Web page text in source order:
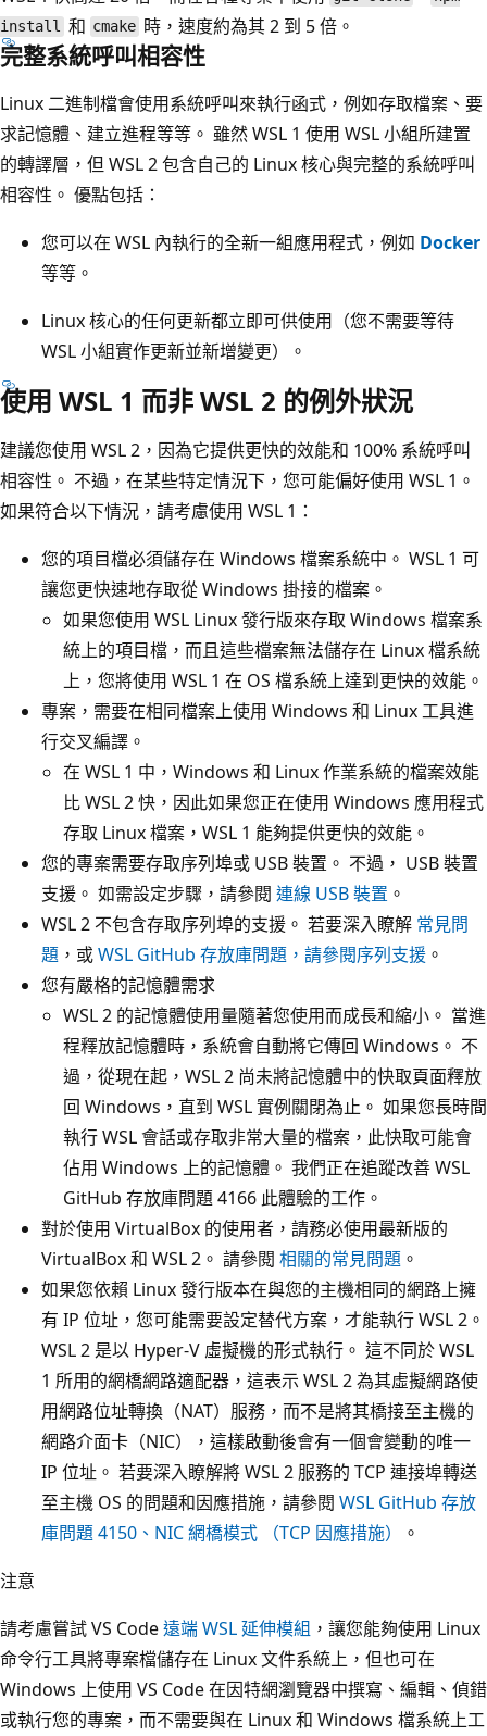
install 和 cmake 時，速度約為其 2 到 5 倍。
完整系統呼叫相容性
Linux 二進制檔會使用系統呼叫來執行函式，例如存取檔案、要
求記憶體、建立進程等等。 雖然 WSL 1 使用 WSL 小組所建置
的轉譯層，但 WSL 2 包含自己的 Linux 核心與完整的系統呼叫
相容性。 優點包括：
您可以在 WSL 內執行的全新一組應用程式，例如 Docker
等等。
Linux 核心的任何更新都立即可供使用（您不需要等待
WSL 小組實作更新並新增變更）。
使用 WSL 1 而非 WSL 2 的例外狀況
建議您使用 WSL 2，因為它提供更快的效能和 100% 系統呼叫
相容性。 不過，在某些特定情況下，您可能偏好使用 WSL 1。
如果符合以下情況，請考慮使用 WSL 1：
您的項目檔必須儲存在 Windows 檔案系統中。 WSL 1 可
讓您更快速地存取從 Windows 掛接的檔案。
如果您使用 WSL Linux 發行版來存取 Windows 檔案系
統上的項目檔，而且這些檔案無法儲存在 Linux 檔系統
上，您將使用 WSL 1 在 OS 檔系統上達到更快的效能。
專案，需要在相同檔案上使用 Windows 和 Linux 工具進
行交叉編譯。
在 WSL 1 中，Windows 和 Linux 作業系統的檔案效能
比 WSL 2 快，因此如果您正在使用 Windows 應用程式
存取 Linux 檔案，WSL 1 能夠提供更快的效能。
您的專案需要存取序列埠或 USB 裝置。 不過， USB 裝置
支援。 如需設定步驟，請參閱 連線 USB 裝置 。
WSL 2 不包含存取序列埠的支援。 若要深入瞭解 常見問
題 ，或WSL GitHub 存放庫問題，請參閱序列支援 。
您有嚴格的記憶體需求
WSL 2 的記憶體使用量隨著您使用而成長和縮小。 當進
程釋放記憶體時，系統會自動將它傳回 Windows。 不
過，從現在起，WSL 2 尚未將記憶體中的快取頁面釋放
回 Windows，直到 WSL 實例關閉為止。 如果您長時間
執行 WSL 會話或存取非常大量的檔案，此快取可能會
佔用 Windows 上的記憶體。 我們正在追蹤改善 WSL
GitHub 存放庫問題 4166 此體驗的工作。
對於使用 VirtualBox 的使用者，請務必使用最新版的
VirtualBox 和 WSL 2。 請參閱 相關的常見問題 。
如果您依賴 Linux 發行版本在與您的主機相同的網路上擁
有 IP 位址，您可能需要設定替代方案，才能執行 WSL 2。
WSL 2 是以 Hyper-V 虛擬機的形式執行。 這不同於 WSL
1 所用的網橋網路適配器，這表示 WSL 2 為其虛擬網路使
用網路位址轉換（NAT）服務，而不是將其橋接至主機的
網路介面卡（NIC），這樣啟動後會有一個會變動的唯一
IP 位址。 若要深入瞭解將 WSL 2 服務的 TCP 連接埠轉送
至主機 OS 的問題和因應措施，請參閱 WSL GitHub 存放
庫問題 4150、NIC 網橋模式 （TCP 因應措施）
。
注意
請考慮嘗試 VS Code遠端 WSL 延伸模組 ，讓您能夠使用 Linux
命令行工具將專案檔儲存在 Linux 文件系統上，但也可在
Windows 上使用 VS Code 在因特網瀏覽器中撰寫、編輯、偵錯
或執行您的專案，而不需要與在 Linux 和 Windows 檔系統上工